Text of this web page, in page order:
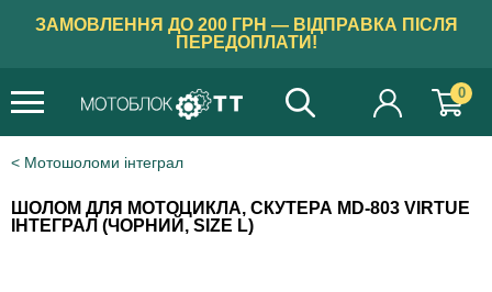
ЗАМОВЛЕННЯ ДО 200 ГРН — ВІДПРАВКА ПІСЛЯ
ПЕРЕДОПЛАТИ!
0
Мотошоломи інтеграл
ШОЛОМ ДЛЯ МОТОЦИКЛА, СКУТЕРА MD-803 VIRTUE
ІНТЕГРАЛ (ЧОРНИЙ, SIZE L)